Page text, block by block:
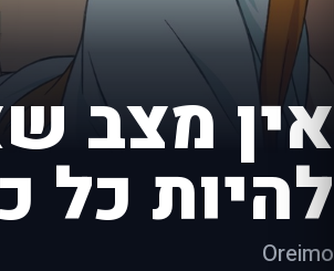
אין מצב
להיות כל
Oreimo